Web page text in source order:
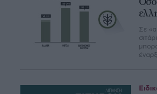
Όσο
Σε